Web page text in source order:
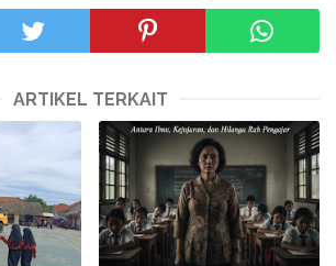
ARTIKEL TERKAIT